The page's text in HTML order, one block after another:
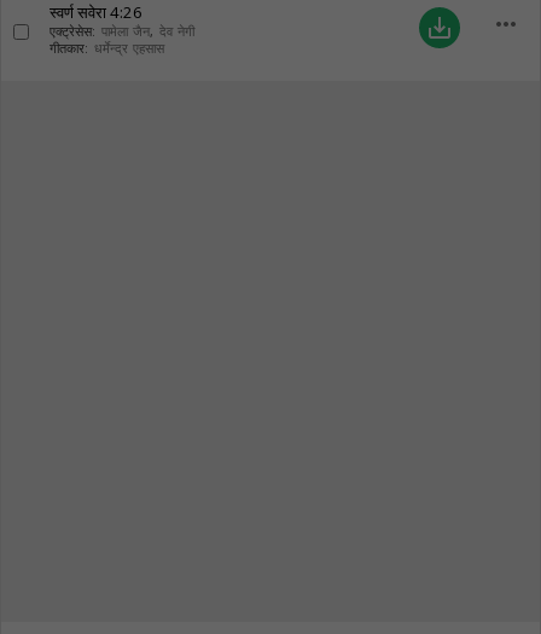
स्वर्ण सवेरा4:26
एक्ट्रेसेस: पामेला जैन, देव नेगी
गीतकार: धर्मेन्द्र एहसास
save_alt more_horiz